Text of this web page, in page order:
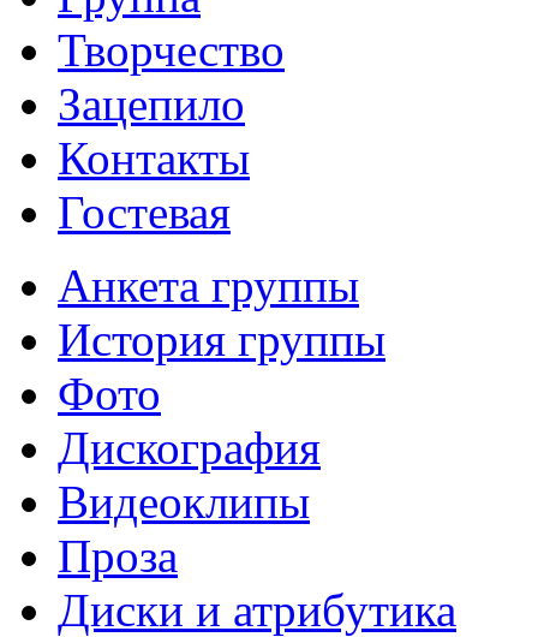
Творчество
Зацепило
Контакты
Гостевая
Анкета группы
История группы
Фото
Дискография
Видеоклипы
Проза
Диски и атрибутика